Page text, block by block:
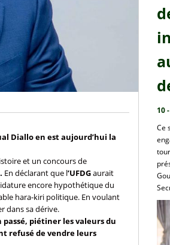
Diallo en est aujourd’hui la
et un concours de
En déclarant que l’UFDGaurait
encore hypothétique du
hara-kiri politique. En voulant
dans sa dérive.
passé, piétiner les valeurs du
refusé de vendre leurs
10
Ce